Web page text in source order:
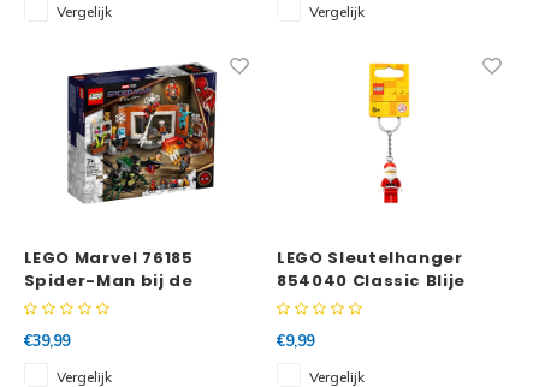
Vergelijk
Vergelijk
LEGO Marvel 76185
Spider-Man bij de
Sanctum uitvalsbasis
€39,99
Vergelijk
LEGO Sleutelhanger
854040 Classic Blije
Kerstman
€9,99
Vergelijk